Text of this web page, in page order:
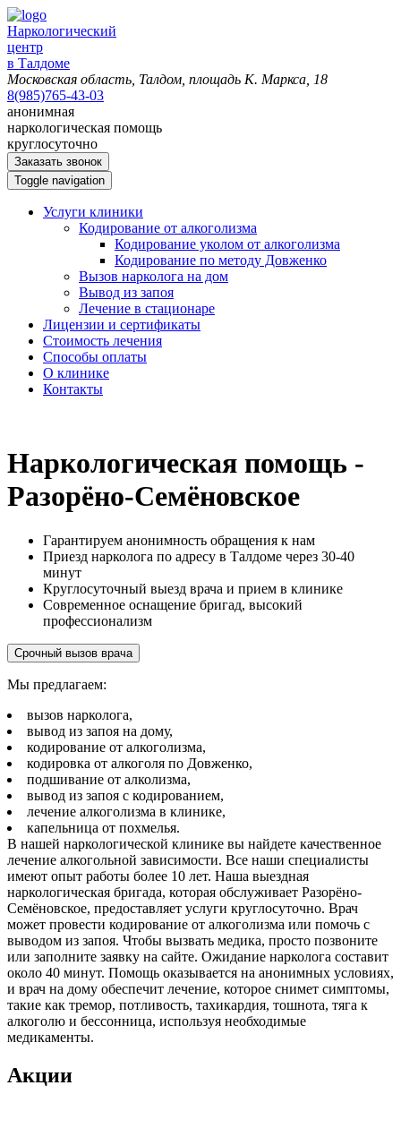
Наркологический
центр
в Талдоме
Московская область, Талдом, площадь К. Маркса, 18
8(985)765-43-03
анонимная
наркологическая помощь
круглосуточно
Заказать звонок
Toggle navigation
Услуги клиники
Кодирование от алкоголизма
Кодирование уколом от алкоголизма
Кодирование по методу Довженко
Вызов нарколога на дом
Вывод из запоя
Лечение в стационаре
Лицензии и сертификаты
Стоимость лечения
Способы оплаты
О клинике
Контакты
Наркологическая помощь -
Разорёно-Семёновское
Гарантируем анонимность обращения к нам
Приезд нарколога по адресу в Талдоме через 30-40
минут
Круглосуточный выезд врача и прием в клинике
Современное оснащение бригад, высокий
профессионализм
Срочный вызов врача
Мы предлагаем:
вызов нарколога,
вывод из запоя на дому,
кодирование от алкоголизма,
кодировка от алкоголя по Довженко,
подшивание от алколизма,
вывод из запоя с кодированием,
лечение алкоголизма в клинике,
капельница от похмелья.
В нашей наркологической клинике вы найдете качественное
лечение алкогольной зависимости. Все наши специалисты
имеют опыт работы более 10 лет. Наша выездная
наркологическая бригада, которая обслуживает Разорёно-
Семёновское, предоставляет услуги круглосуточно. Врач
может провести кодирование от алкоголизма или помочь с
выводом из запоя. Чтобы вызвать медика, просто позвоните
или заполните заявку на сайте. Ожидание нарколога составит
около 40 минут. Помощь оказывается на анонимных условиях,
и врач на дому обеспечит лечение, которое снимет симптомы,
такие как тремор, потливость, тахикардия, тошнота, тяга к
алкоголю и бессонница, используя необходимые
медикаменты.
Акции